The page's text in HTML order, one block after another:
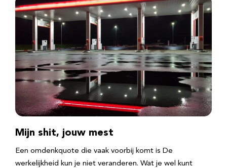
Mijn shit, jouw mest
Een omdenkquote die vaak voorbij komt is De
werkelijkheid kun je niet veranderen. Wat je wel kunt